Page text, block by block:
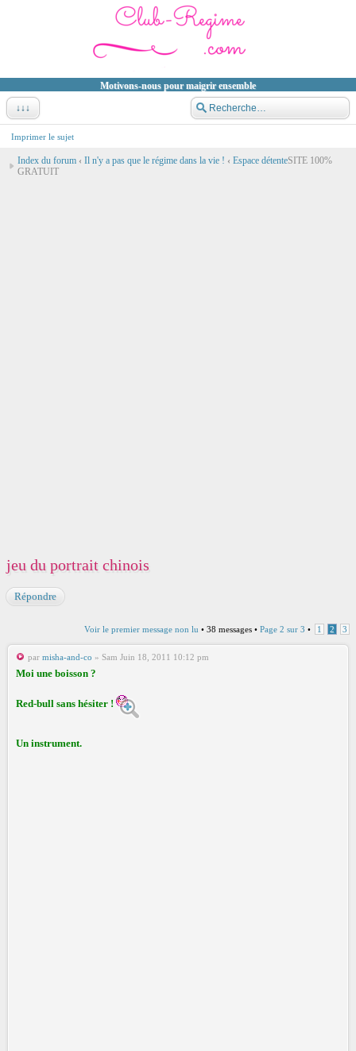
Motivons-nous pour maigrir ensemble
↓↓↓
Imprimer le sujet
Index du forum ‹ Il n'y a pas que le régime dans la vie ! ‹ Espace détenteSITE 100%
GRATUIT
jeu du portrait chinois
Répondre
Voir le premier message non lu • 38 messages • Page 2 sur 3 • 1 2 3
par misha-and-co » Sam Juin 18, 2011 10:12 pm
Moi une boisson ?
Red-bull sans hésiter !
Un instrument.